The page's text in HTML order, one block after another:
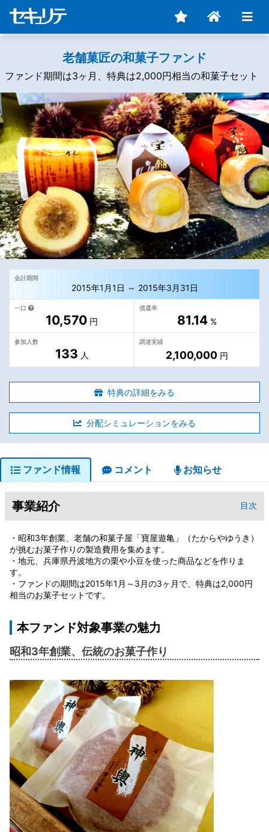
老舗菓匠の和菓子ファンド
ファンド期間は3ヶ月、特典は2,000円相当の和菓子セット
会計期間
2015年1月1日 ～ 2015年3月31日
一口
10,570 円
償還率
81.14 %
参加人数
133 人
調達実績
2,100,000 円
特典の詳細をみる
分配シミュレーションをみる
ファンド情報 コメント お知らせ
事業紹介 目次
・昭和3年創業、老舗の和菓子屋「寶屋遊亀」（たからやゆうき）
が挑むお菓子作りの製造費用を集めます。
・地元、兵庫県丹波地方の栗や小豆を使った商品などを作りま
す。
・ファンドの期間は2015年1月～3月の3ヶ月で、特典は2,000円
相当のお菓子セットです。
本ファンド対象事業の魅力
昭和3年創業、伝統のお菓子作り